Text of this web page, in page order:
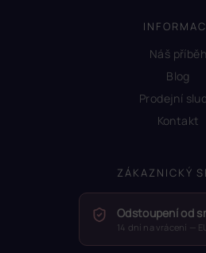
Náš příběh
Blog
Prodejní
Kontakt
ZÁKAZNICKÝ
Odstoupení od
14 dní na vrácení —